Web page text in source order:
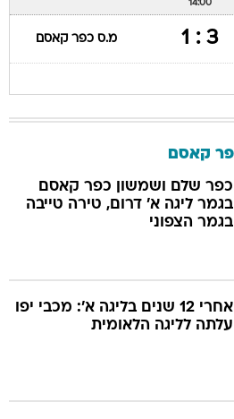
14:00
3 : 1 מ.ס כפר קאסם
קאסם
כפר שלם ושמשון כפר קאסם
בגמר ליגה א' דרום, טירה טייבה
בגמר הצפוני
אחרי 12 שנים בליגה א': מכבי יפו
עלתה לליגה הלאומית